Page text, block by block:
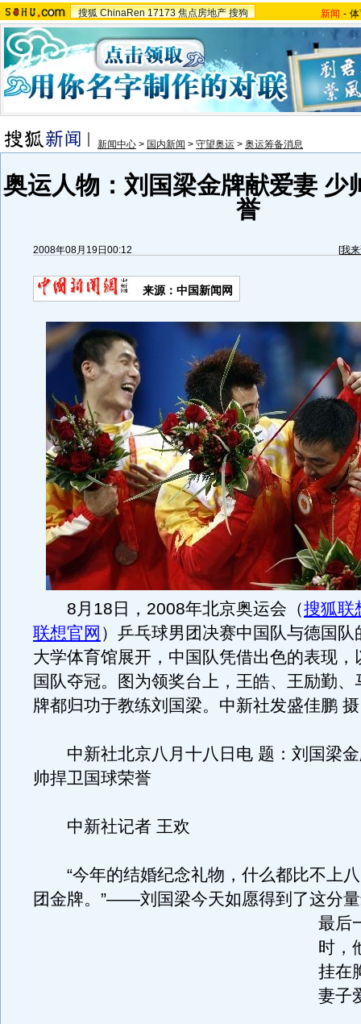
搜狐 ChinaRen 17173 焦点房地产 搜狗 新闻 -
新闻中心 > 国内新闻 > 守望奥运 > 奥运筹备消息
奥运人物：刘国梁金牌献爱妻 少
誉
2008年08月19日00:12 [我
来源：中国新闻网
8月18日，2008年北京奥运会（搜狐联
联想官网 ）乒乓球男团决赛中国队与德国队
大学体育馆展开，中国队凭借出色的表现，
国队夺冠。图为领奖台上，王皓、王励勤、
牌都归功于教练刘国梁。中新社发盛佳鹏 摄
中新社北京八月十八日电 题：刘国梁金
帅捍卫国球荣誉
中新社记者 王欢
“今年的结婚纪念礼物，什么都比不上八
团金牌。”——刘国梁今天如愿得到了这分
最后
时，
挂在
妻子